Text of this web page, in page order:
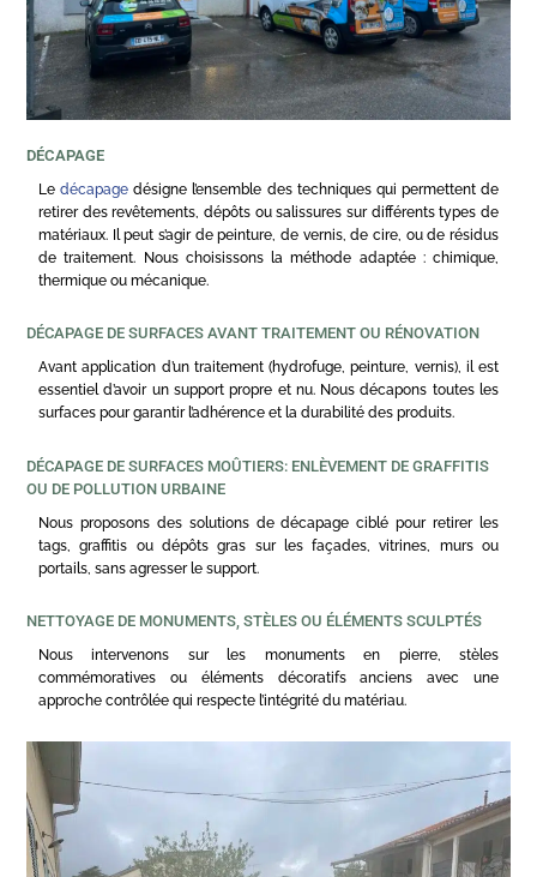
DÉCAPAGE
Ledécapage désigne l’ensemble des techniques qui permettent de
retirer des revêtements, dépôts ou salissures sur différents types de
matériaux. Il peut s’agir de peinture, de vernis, de cire, ou de résidus
de traitement. Nous choisissons la méthode adaptée : chimique,
thermique ou mécanique.
DÉCAPAGE DE SURFACES AVANT TRAITEMENT OU RÉNOVATION
Avant application d’un traitement (hydrofuge, peinture, vernis), il est
essentiel d’avoir un support propre et nu. Nous décapons toutes les
surfaces pour garantir l’adhérence et la durabilité des produits.
DÉCAPAGE DE SURFACES MOÛTIERS: ENLÈVEMENT DE GRAFFITIS
OU DE POLLUTION URBAINE
Nous proposons des solutions de décapage ciblé pour retirer les
tags, graffitis ou dépôts gras sur les façades, vitrines, murs ou
portails, sans agresser le support.
NETTOYAGE DE MONUMENTS, STÈLES OU ÉLÉMENTS SCULPTÉS
Nous intervenons sur les monuments en pierre, stèles
commémoratives ou éléments décoratifs anciens avec une
approche contrôlée qui respecte l’intégrité du matériau.